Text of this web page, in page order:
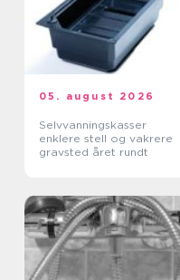
05. august 2026
Selvvanningskasser
enklere stell og vakrere
gravsted året rundt